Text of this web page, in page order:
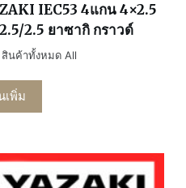
IEC53 4แกน 4×2.5
2.5 ยาซากิ กราวด์
สินค้าทั้งหมด All
เพิ่ม